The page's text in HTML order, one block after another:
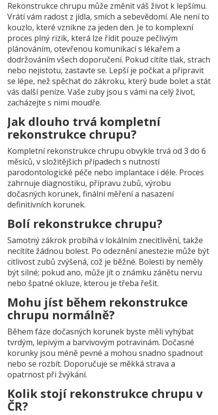
Rekonstrukce chrupu může změnit váš život k lepšímu.
Vrátí vám radost z jídla, smích a sebevědomí. Ale není to
kouzlo, které vznikne za jeden den. Je to komplexní
proces plný rizik, která lze řídit pouze pečlivým
plánováním, otevřenou komunikací s lékařem a
dodržováním všech doporučení. Pokud cítíte tlak, strach
nebo nejistotu, zastavte se. Lepší je počkat a připravit
se lépe, než spěchat do zákroku, který bude bolet a stát
vás další peníze. Vaše zuby jsou s vámi na celý život,
zacházejte s nimi moudře.
Jak dlouho trvá kompletní
rekonstrukce chrupu?
Kompletní rekonstrukce chrupu obvykle trvá od 3 do 6
měsíců, v složitějších případech s nutností
parodontologické péče nebo implantace i déle. Proces
zahrnuje diagnostiku, přípravu zubů, výrobu
dočasných korunek, finální měření a nasazení
definitivních korunek.
Bolí rekonstrukce chrupu?
Samotný zákrok probíhá v lokálním znecitlivění, takže
necítíte žádnou bolest. Po odeznění anestezie může být
citlivost zubů zvýšená, což je běžné. Bolesti by neměly
být silné; pokud ano, může jít o známku zánětu nervu
nebo špatné okluze, kterou je třeba řešit.
Mohu jíst během rekonstrukce
chrupu normálně?
Během fáze dočasných korunek byste měli vyhýbat
tvrdým, lepivým a barvivovým potravinám. Dočasné
korunky jsou méně pevné a mohou snadno spadnout
nebo se rozbít. Doporučuje se měkká strava a
opatrnost při žvýkání.
Kolik stojí rekonstrukce chrupu v
ČR?